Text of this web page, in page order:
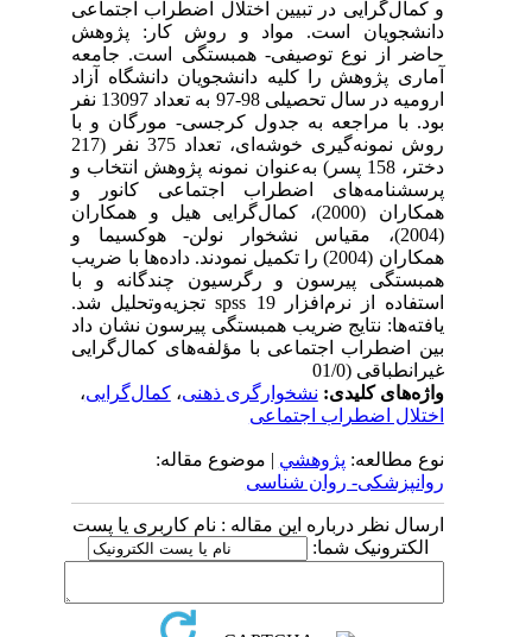
و کمال‌گرایی در تبیین اختلال اضطراب اجتماعی
دانشجویان است. مواد و روش کار: پژوهش
حاضر از نوع توصیفی- همبستگی است. جامعه
آماری پژوهش را کلیه دانشجویان دانشگاه آزاد
ارومیه در سال تحصیلی 98-97 به تعداد 13097 نفر
بود. با مراجعه به جدول کرجسی- مورگان و با
روش نمونه‌گیری خوشه‌ای، تعداد 375 نفر (217
دختر، 158 پسر) به‌عنوان نمونه پژوهش انتخاب و
پرسشنامه‌های اضطراب اجتماعی کانور و
همکاران (2000)، کمال‌گرایی هیل و همکاران
(2004)، مقیاس نشخوار نولن- هوکسیما و
همکاران (2004) را تکمیل نمودند. داده‌ها با ضریب
همبستگی پیرسون و رگرسیون چندگانه و با
استفاده از نرم‌افزار spss 19 تجزیه‌و‌تحلیل شد.
یافته‌ها: نتایج ضریب همبستگی پیرسون نشان داد
بین اضطراب اجتماعی با مؤلفه‌های کمال‌گرایی
غیرانطباقی (01/0
واژه‌های کلیدی:نشخوارگری ذهنی،کمال‌گرایی،
اختلال اضطراب اجتماعی
نوع مطالعه:پژوهشي| موضوع مقاله:
روانپزشکی- روان شناسی
ارسال نظر درباره این مقاله : نام کاربری یا پست
الکترونیک شما: